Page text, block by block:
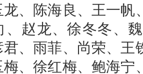
龙、陈海良、王一
、赵龙、徐冬冬、
、雨菲、尚荣、王
梅、徐红梅、鲍海